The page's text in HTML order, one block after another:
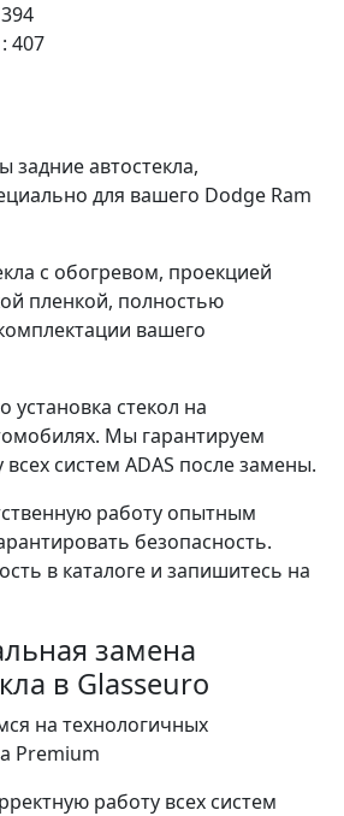
394
: 407
задние автостекла,
для вашего Dodge Ram
с обогревом, проекцией
пленкой, полностью
вашего
стекол на
Мы гарантируем
систем ADAS после замены.
работу опытным
безопасность.
в каталоге и запишитесь на
замена
в Glasseuro
на технологичных
Premium
работу всех систем